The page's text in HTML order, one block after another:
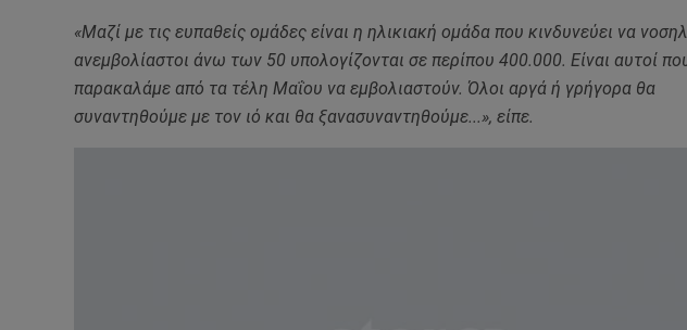
«Μαζί με τις ευπαθείς ομάδες είναι η ηλικιακή ομάδα που κινδυνεύει να
ανεμβολίαστοι άνω των 50 υπολογίζονται σε περίπου 400.000. Είναι αυτοί
παρακαλάμε από τα τέλη Μαΐου να εμβολιαστούν. Όλοι αργά ή γρήγορα θα
συναντηθούμε με τον ιό και θα ξανασυναντηθούμε...», είπε.